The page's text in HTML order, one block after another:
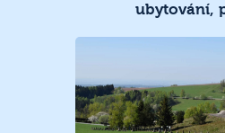
ubytování,